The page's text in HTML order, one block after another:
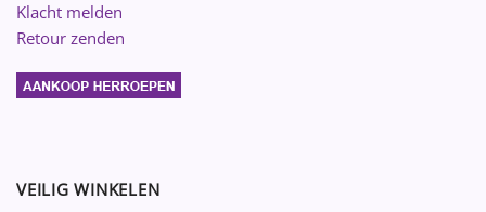
Klacht melden
Retour zenden
VEILIG WINKELEN